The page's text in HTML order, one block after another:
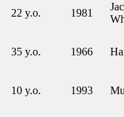
22 y.o. 1981
35 y.o. 1966
10 y.o. 1993